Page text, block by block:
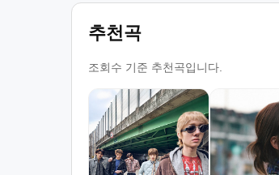
추천곡
조회수 기준 추천곡입니다.